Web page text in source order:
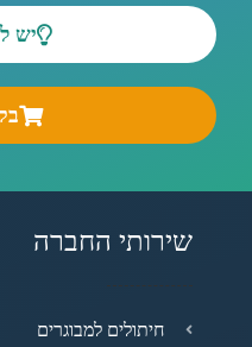
יש
שירותי החברה
חיתולים למבוגרים